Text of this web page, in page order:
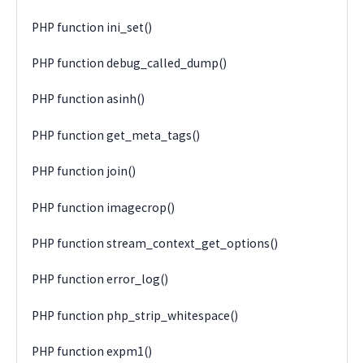
PHP function ini_set()
PHP function debug_called_dump()
PHP function asinh()
PHP function get_meta_tags()
PHP function join()
PHP function imagecrop()
PHP function stream_context_get_options()
PHP function error_log()
PHP function php_strip_whitespace()
PHP function expm1()